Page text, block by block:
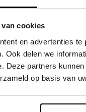
cookies
en advertenties
Ook delen we
Deze partners
op basis van